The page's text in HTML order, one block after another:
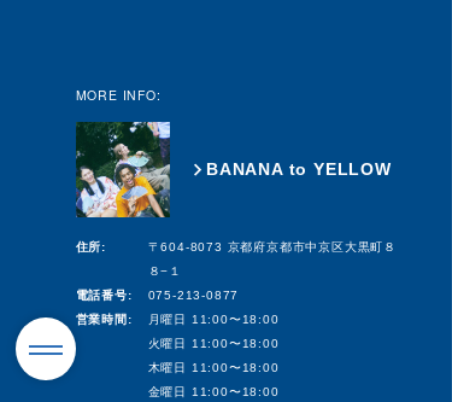
MORE INFO:
BANANA to YELLOW
住所:
〒604-8073 京都府京都市中京区大黒町８
８−１
電話番号:
075-213-0877
営業時間:
月曜日 11:00〜18:00
火曜日 11:00〜18:00
木曜日 11:00〜18:00
金曜日 11:00〜18:00